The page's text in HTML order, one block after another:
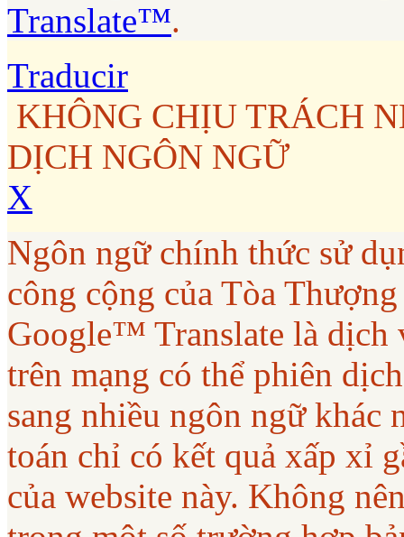
Translate™.
Traducir
KHÔNG CHỊU TRÁCH
DỊCH NGÔN NGỮ
X
Ngôn ngữ chính thức sử
công cộng của Tòa
Google™ Translate là dịch
trên mạng có thể phiên
sang nhiều ngôn ngữ khác
toán chỉ có kết quả xấp xỉ
của website này. Không